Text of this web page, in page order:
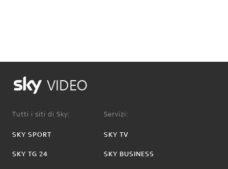
VIDEO
Tutti i siti di Sky:
SKY SPORT
SKY TG 24
Servizi:
SKY TV
SKY BUSINESS